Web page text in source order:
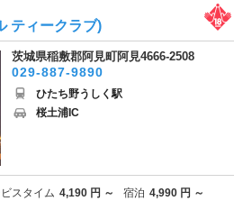
ティークラブ)
茨城県稲敷郡阿見町阿見4666-2508
029-887-9890
ひたち野うしく駅
桜土浦IC
スタイム 4,190 円 ～ 宿泊 4,990 円 ～